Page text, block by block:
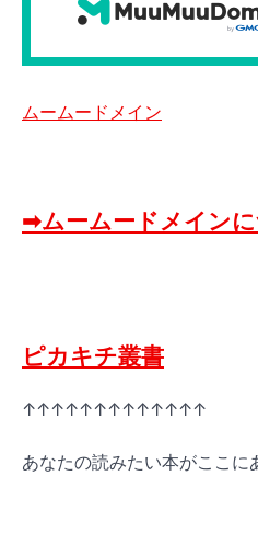
ムームードメイン
➡ムームードメイン
ピカキチ叢書
↑↑↑↑↑↑↑↑↑↑↑↑↑
あなたの読みたい本がここに